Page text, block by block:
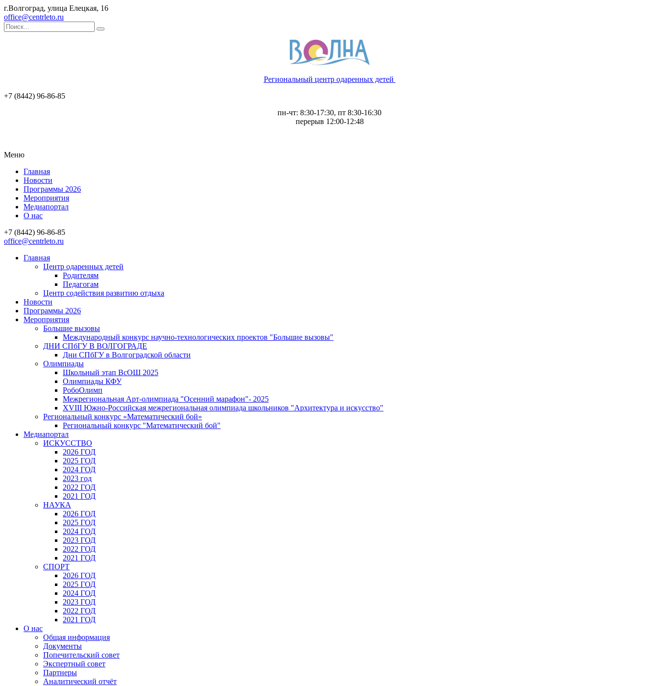
г.Волгоград, улица Елецкая, 16
office@centrleto.ru
Региональный центр одаренных детей
+7 (8442) 96-86-85
пн-чт: 8:30-17:30, пт 8:30-16:30
перерыв 12:00-12:48
Меню
Главная
Новости
Программы 2026
Мероприятия
Медиапортал
О нас
+7 (8442) 96-86-85
office@centrleto.ru
Главная
Центр одаренных детей
Родителям
Педагогам
Центр содействия развитию отдыха
Новости
Программы 2026
Мероприятия
Большие вызовы
Международный конкурс научно-технологических проектов "Большие вызовы"
ДНИ СПбГУ В ВОЛГОГРАДЕ
Дни СПбГУ в Волгоградской области
Олимпиады
Школьный этап ВсОШ 2025
Олимпиады КФУ
РобоОлимп
Межрегиональная Арт-олимпиада "Осенний марафон"- 2025
XVIII Южно-Российская межрегиональная олимпиада школьников "Архитектура и искусство"
Региональный конкурс «Математический бой»
Региональный конкурс "Математический бой"
Медиапортал
ИСКУССТВО
2026 ГОД
2025 ГОД
2024 ГОД
2023 год
2022 ГОД
2021 ГОД
НАУКА
2026 ГОД
2025 ГОД
2024 ГОД
2023 ГОД
2022 ГОД
2021 ГОД
СПОРТ
2026 ГОД
2025 ГОД
2024 ГОД
2023 ГОД
2022 ГОД
2021 ГОД
О нас
Общая информация
Документы
Попечительский совет
Экспертный совет
Партнеры
Аналитический отчёт